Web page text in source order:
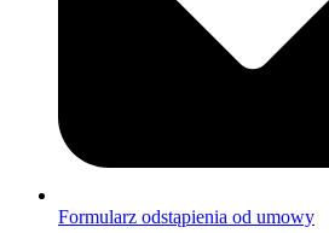
Formularz odstąpienia od umowy